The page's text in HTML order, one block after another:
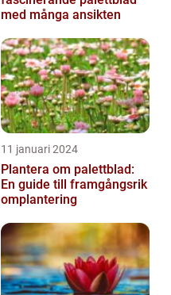
med många ansikten
11 januari 2024
Plantera om palettblad:
En guide till framgångsrik
omplantering